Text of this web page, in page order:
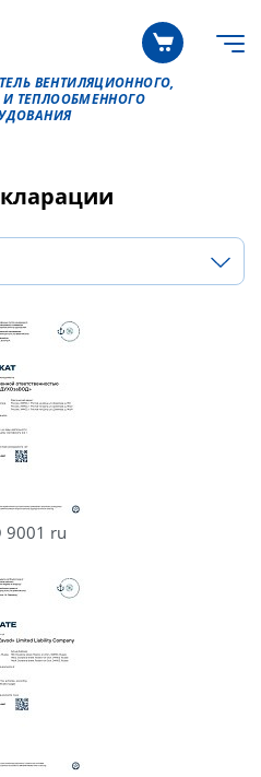
ВЕНТИЛЯЦИОННОГО,
ТЕПЛООБМЕННОГО
ru